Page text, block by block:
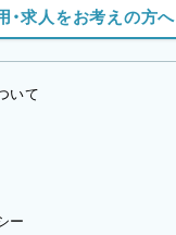
・求人をお考えの方へ
いて
ー